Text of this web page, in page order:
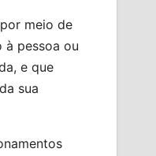
meio de
pessoa ou
e que
sua